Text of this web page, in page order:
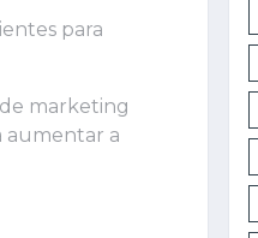
para
marketing
aumentar a